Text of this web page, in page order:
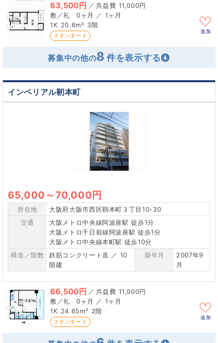
63,500円 ／
11,000円
0ヶ月 ／ 1ヶ月
1K 20.6m² 3階
スタンダード
追加
募集中の他の8
インペリアル靭本町
65,000 ～70,000円
所在地
大阪府大阪市西区靱本町３丁目10-30
交通
大阪メトロ中央線阿波座駅 徒歩1分
大阪メトロ千日前線阿波座駅 徒歩1分
大阪メトロ中央線本町駅 徒歩10分
構造／階数
鉄筋コンクリート造 ／ 10
階建
築年月
2007年9
月
66,500円 ／
11,000円
0ヶ月 ／ 1ヶ月
1K 24.65m² 2階
スタンダード
追加